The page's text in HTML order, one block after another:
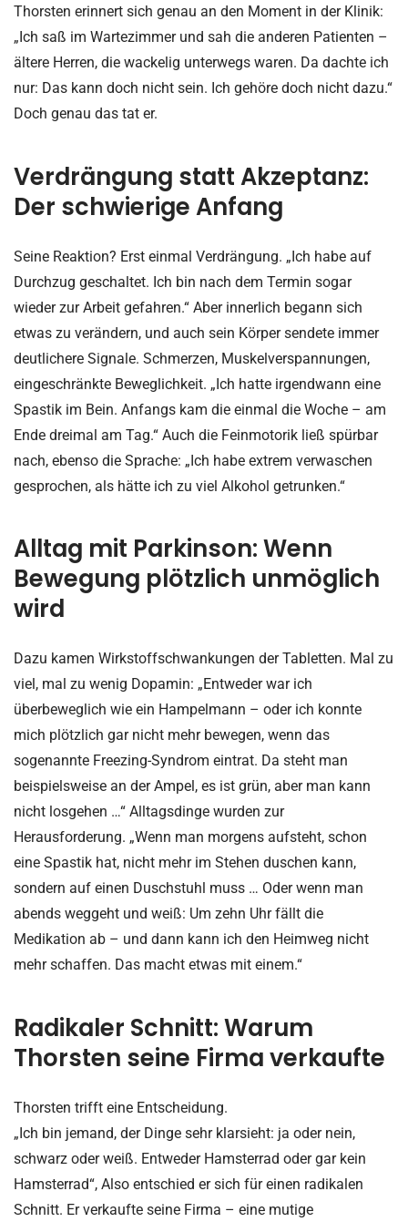
Thorsten erinnert sich genau an den Moment in der Klinik:
„Ich saß im Wartezimmer und sah die anderen Patienten –
ältere Herren, die wackelig unterwegs waren. Da dachte ich
nur: Das kann doch nicht sein. Ich gehöre doch nicht dazu.“
Doch genau das tat er.
Verdrängung statt Akzeptanz:
Der schwierige Anfang
Seine Reaktion? Erst einmal Verdrängung. „Ich habe auf
Durchzug geschaltet. Ich bin nach dem Termin sogar
wieder zur Arbeit gefahren.“ Aber innerlich begann sich
etwas zu verändern, und auch sein Körper sendete immer
deutlichere Signale. Schmerzen, Muskelverspannungen,
eingeschränkte Beweglichkeit. „Ich hatte irgendwann eine
Spastik im Bein. Anfangs kam die einmal die Woche – am
Ende dreimal am Tag.“ Auch die Feinmotorik ließ spürbar
nach, ebenso die Sprache: „Ich habe extrem verwaschen
gesprochen, als hätte ich zu viel Alkohol getrunken.“
Alltag mit Parkinson: Wenn
Bewegung plötzlich unmöglich
wird
Dazu kamen Wirkstoffschwankungen der Tabletten. Mal zu
viel, mal zu wenig Dopamin: „Entweder war ich
überbeweglich wie ein Hampelmann – oder ich konnte
mich plötzlich gar nicht mehr bewegen, wenn das
sogenannte Freezing-Syndrom eintrat. Da steht man
beispielsweise an der Ampel, es ist grün, aber man kann
nicht losgehen …“ Alltagsdinge wurden zur
Herausforderung. „Wenn man morgens aufsteht, schon
eine Spastik hat, nicht mehr im Stehen duschen kann,
sondern auf einen Duschstuhl muss … Oder wenn man
abends weggeht und weiß: Um zehn Uhr fällt die
Medikation ab – und dann kann ich den Heimweg nicht
mehr schaffen. Das macht etwas mit einem.“
Radikaler Schnitt: Warum
Thorsten seine Firma verkaufte
Thorsten trifft eine Entscheidung.
„Ich bin jemand, der Dinge sehr klarsieht: ja oder nein,
schwarz oder weiß. Entweder Hamsterrad oder gar kein
Hamsterrad“, Also entschied er sich für einen radikalen
Schnitt. Er verkaufte seine Firma – eine mutige